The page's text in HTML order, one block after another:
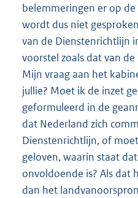
belemmeringen er op
wordt dus niet
van de Dienstenrichtlijn
voorstel zoals dat van
Mijn vraag aan het
jullie? Moet ik de inzet
geformuleerd in de
dat Nederland zich
Dienstenrichtlijn, of
geloven, waarin staat
onvoldoende is? Als dat
dan het